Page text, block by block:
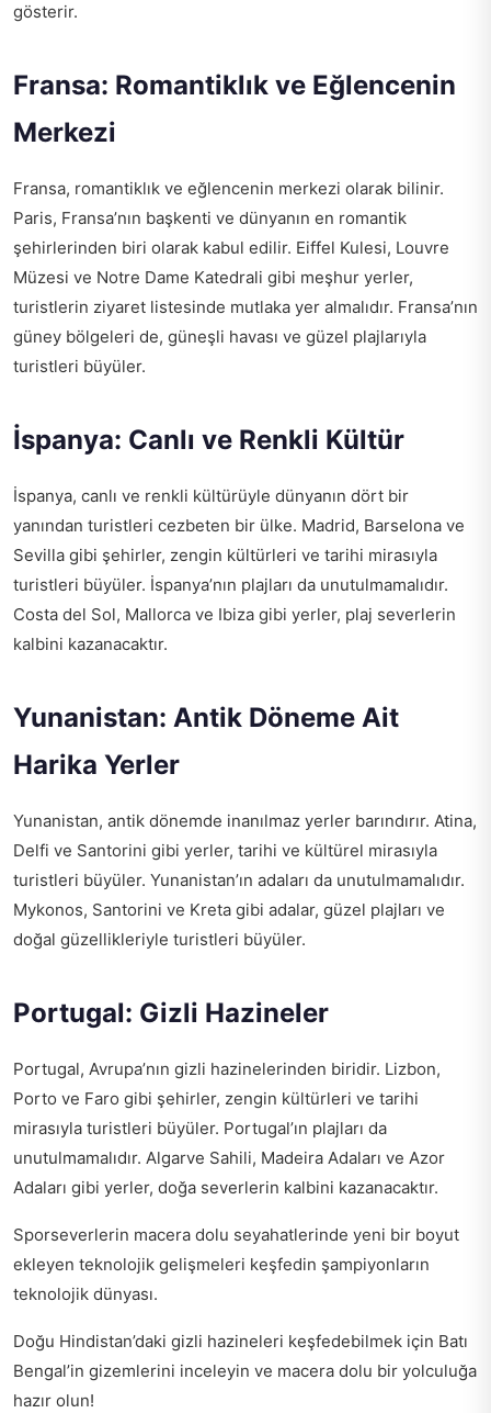
gösterir.
Fransa: Romantiklık ve Eğlencenin
Merkezi
Fransa, romantiklık ve eğlencenin merkezi olarak bilinir.
Paris, Fransa’nın başkenti ve dünyanın en romantik
şehirlerinden biri olarak kabul edilir. Eiffel Kulesi, Louvre
Müzesi ve Notre Dame Katedrali gibi meşhur yerler,
turistlerin ziyaret listesinde mutlaka yer almalıdır. Fransa’nın
güney bölgeleri de, güneşli havası ve güzel plajlarıyla
turistleri büyüler.
İspanya: Canlı ve Renkli Kültür
İspanya, canlı ve renkli kültürüyle dünyanın dört bir
yanından turistleri cezbeten bir ülke. Madrid, Barselona ve
Sevilla gibi şehirler, zengin kültürleri ve tarihi mirasıyla
turistleri büyüler. İspanya’nın plajları da unutulmamalıdır.
Costa del Sol, Mallorca ve Ibiza gibi yerler, plaj severlerin
kalbini kazanacaktır.
Yunanistan: Antik Döneme Ait
Harika Yerler
Yunanistan, antik dönemde inanılmaz yerler barındırır. Atina,
Delfi ve Santorini gibi yerler, tarihi ve kültürel mirasıyla
turistleri büyüler. Yunanistan’ın adaları da unutulmamalıdır.
Mykonos, Santorini ve Kreta gibi adalar, güzel plajları ve
doğal güzellikleriyle turistleri büyüler.
Portugal: Gizli Hazineler
Portugal, Avrupa’nın gizli hazinelerinden biridir. Lizbon,
Porto ve Faro gibi şehirler, zengin kültürleri ve tarihi
mirasıyla turistleri büyüler. Portugal’ın plajları da
unutulmamalıdır. Algarve Sahili, Madeira Adaları ve Azor
Adaları gibi yerler, doğa severlerin kalbini kazanacaktır.
Sporseverlerin macera dolu seyahatlerinde yeni bir boyut
ekleyen teknolojik gelişmeleri keşfedin şampiyonların
teknolojik dünyası.
Doğu Hindistan’daki gizli hazineleri keşfedebilmek için Batı
Bengal’in gizemlerini inceleyin ve macera dolu bir yolculuğa
hazır olun!